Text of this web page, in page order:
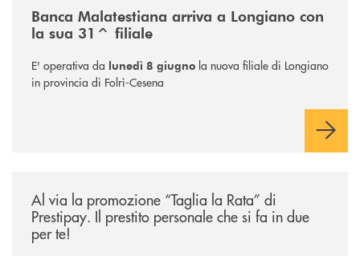
Banca Malatestiana arriva a Longiano con
la sua 31^ filiale
E' operativa da lunedì 8 giugno la nuova filiale di Longiano
in provincia di Folrì-Cesena
Al via la promozione “Taglia la Rata” di
Prestipay. Il prestito personale che si fa in due
per te!